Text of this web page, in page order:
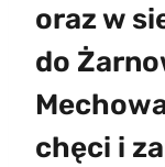
oraz w
do
chęci i